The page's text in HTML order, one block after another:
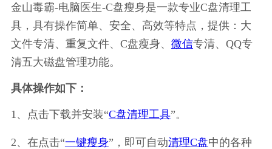
金山毒霸-电脑医生-C盘瘦身是一款专业C盘清理工
具，具有操作简单、安全、高效等特点，提供：大
文件专清、重复文件、C盘瘦身、 微信专清、QQ专
清五大磁盘管理功能。
具体操作如下：
1、点击下载并安装“C盘清理工具”。
2、在点击“一键瘦身”，即可自动清理C盘中的各种